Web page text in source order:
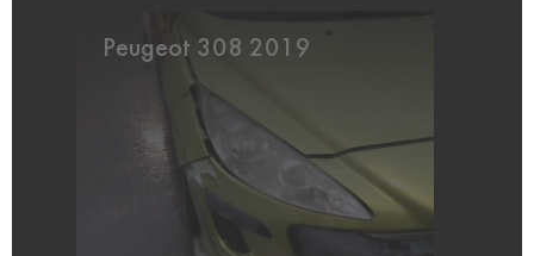
Peugeot 308 2019